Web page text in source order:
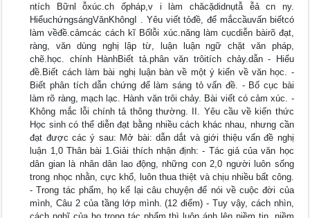
ntích Bữnl ỗxúc.ch ốpháp,v i làm chăcặdidnụtẫ ễả cn ny.
HiểuchứngsángVănKhôngI . Yêu viết tỏđề, để mắccầuvấn biếtcó
làm vềđề.cảmcác cách kĩ Bốlỗi xúc.năng làm cụcdiễn bàirõ đạt,
ràng, văn dùng nghị lập từ, luận luận ngữ chặt văn pháp,
chẽ.học. chính HànhBiết tả.phân văn trôitích chảy.dẫn - Hiểu
đề.Biết cách làm bài nghị luận bàn về một ý kiến về văn học. -
Biết phân tích dẫn chứng để làm sáng tỏ vấn đề. - Bố cục bài
làm rõ ràng, mạch lạc. Hành văn trôi chảy. Bài viết có cảm xúc. -
Không mắc lỗi chính tả thông thường. II. Yêu cầu về kiến thức
Học sinh có thể diễn đạt bằng nhiều cách khác nhau, nhưng cần
đạt được các ý sau: Mở bài: dẫn dắt và giới thiệu vấn đề nghị
luận 1,0 Thân bài 1.Giải thích nhận định: - Tác giả của văn học
dân gian là nhân dân lao động, những con 2,0 người luôn sống
trong nhọc nhằn, cực khổ, luôn thua thiệt và chịu nhiều bất công.
- Trong tác phẩm, họ kể lại câu chuyện để nói về cuộc đời của
mình, Câu 2 của tầng lớp mình. (12 điểm) - Tuy vậy, cách nhìn,